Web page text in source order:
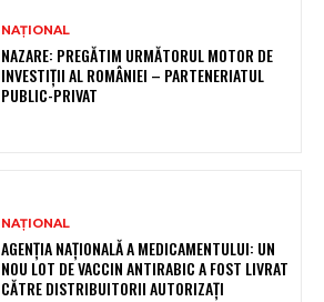
NAȚIONAL
NAZARE: PREGĂTIM URMĂTORUL MOTOR DE
INVESTIȚII AL ROMÂNIEI – PARTENERIATUL
PUBLIC-PRIVAT
NAȚIONAL
AGENȚIA NAȚIONALĂ A MEDICAMENTULUI: UN
NOU LOT DE VACCIN ANTIRABIC A FOST LIVRAT
CĂTRE DISTRIBUITORII AUTORIZAȚI